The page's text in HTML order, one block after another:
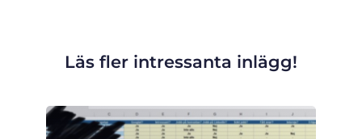
Läs fler intressanta inlägg!